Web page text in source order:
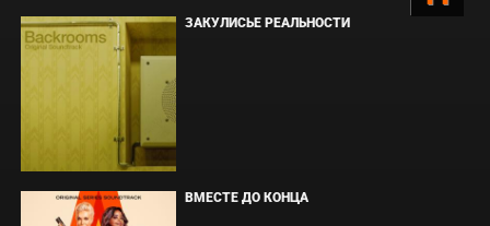
ЗАКУЛИСЬЕ РЕАЛЬНОСТИ
ВМЕСТЕ ДО КОНЦА